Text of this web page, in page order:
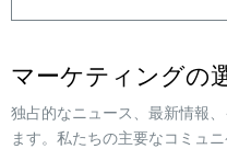
マーケティングの
独占的なニュース、最新情報
ます。私たちの主要なコミュ